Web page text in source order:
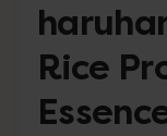
Rice